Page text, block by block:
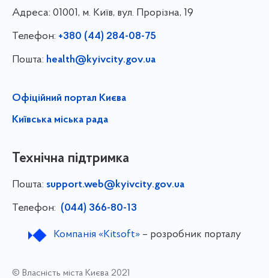
Адреса: 01001, м. Київ, вул. Прорізна, 19
Телефон: +380 (44) 284-08-75
Пошта: health@kyivcity.gov.ua
Офіційний портал Києва
Київська міська рада
Технічна підтримка
Пошта: support.web@kyivcity.gov.ua
Телефон: (044) 366-80-13
Компанія «Kitsoft»– розробник порталу
© Власність міста Києва 2021